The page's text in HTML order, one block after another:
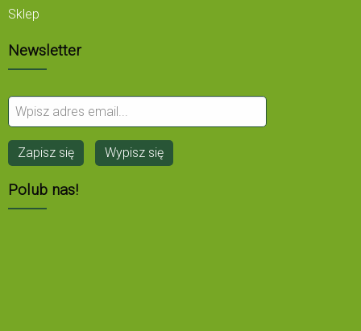
Sklep
Newsletter
Polub nas!